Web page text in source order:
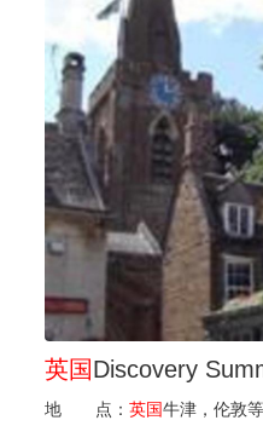
英国Discovery
地 点：英国牛津，伦敦